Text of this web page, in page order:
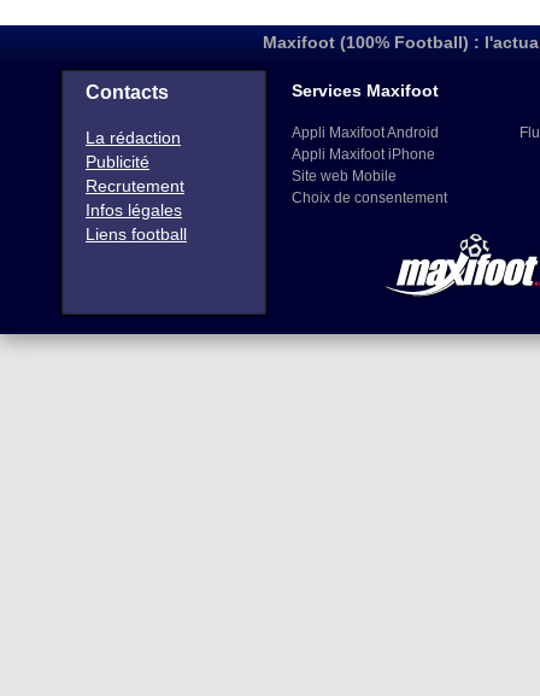
Maxifoot (100% Football) :
Contacts
La rédaction
Publicité
Recrutement
Infos légales
Liens football
Services Maxifoot
Appli Maxifoot Android
Appli Maxifoot iPhone
Site web Mobile
Choix de consentement